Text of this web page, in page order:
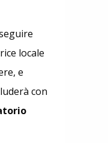
locale
e
con